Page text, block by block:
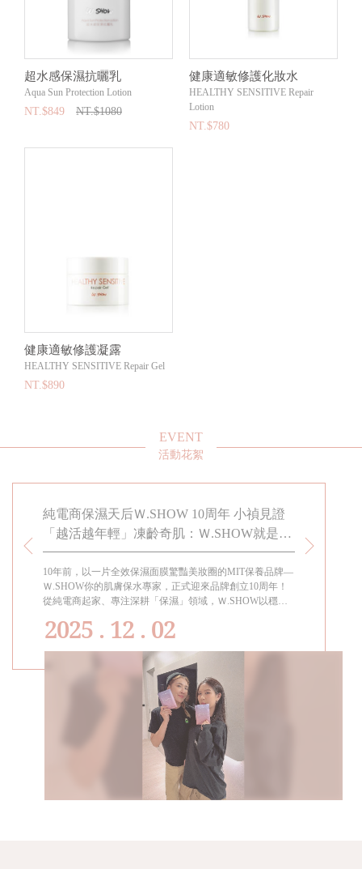
超水感保濕抗曬乳
Aqua Sun Protection Lotion
NT.$849 NT.$1080
健康適敏修護化妝水
HEALTHY SENSITIVE Repair
Lotion
NT.$780
健康適敏修護凝露
HEALTHY SENSITIVE Repair Gel
NT.$890
EVENT
活動花絮
純電商保濕天后Ｗ.SHOW 10周年 小禎見證
「越活越年輕」凍齡奇肌：Ｗ.SHOW就是給
女兒的傳家寶
10年前，以一片全效保濕面膜驚豔美妝圈的MIT保養品牌—
Ｗ.SHOW你的肌膚保水專家，正式迎來品牌創立10周年！
從純電商起家、專注深耕「保濕」領域，Ｗ.SHOW以穩定
言人小禎見證品牌十年蛻變的美麗歷程，她自2015年代言至
活越年輕」的生活寫照。
2025 . 12 . 02